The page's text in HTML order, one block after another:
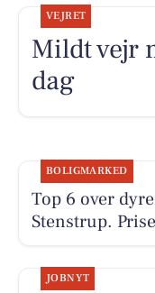
VEJRET
Mildt vejr
dag
BOLIGMARKED
Top 6 over
Stenstrup.
JOBNYT